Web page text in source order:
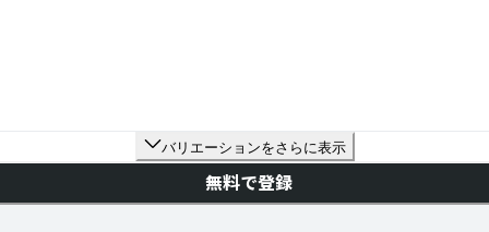
バリエーションをさらに表示
無料で登録